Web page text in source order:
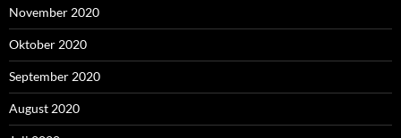
November 2020
Oktober 2020
September 2020
August 2020